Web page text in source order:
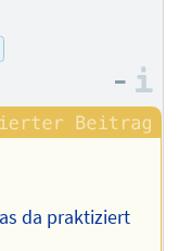
–
da praktiziert